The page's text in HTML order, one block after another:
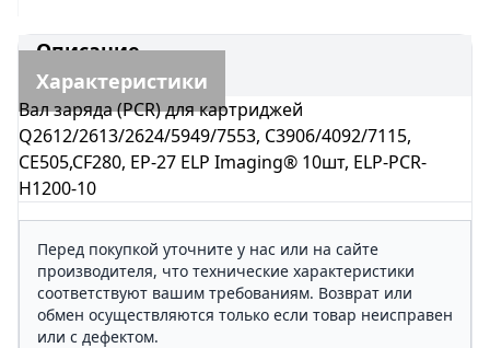
Описание
Характеристики
Вал заряда (PCR) для картриджей
Q2612/2613/2624/5949/7553, C3906/4092/7115,
CE505,CF280, EP-27 ELP Imaging® 10шт, ELP-PCR-
H1200-10
Перед покупкой уточните у нас или на сайте
производителя, что технические характеристики
соответствуют вашим требованиям. Возврат или
обмен осуществляются только если товар неисправен
или с дефектом.